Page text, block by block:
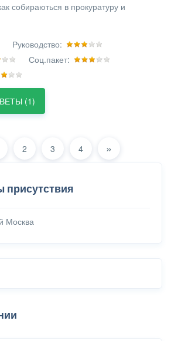
собираються в прокуратуру и
Руководство:
Соц.пакет:
(1)
2 3 4 »
присутствия
Москва